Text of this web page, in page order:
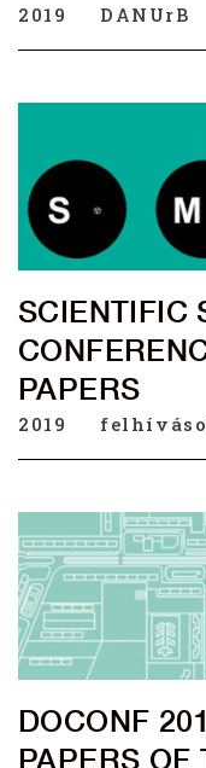
2019 DANUrB
SCIENTIFIC
PAPERS
2019
DOCONF
PAPERS OF